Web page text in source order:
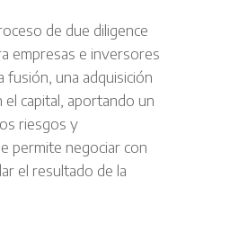
de due diligence
empresas e inversores
fusión, una adquisición
el capital, aportando un
riesgos y
permite negociar con
el resultado de la